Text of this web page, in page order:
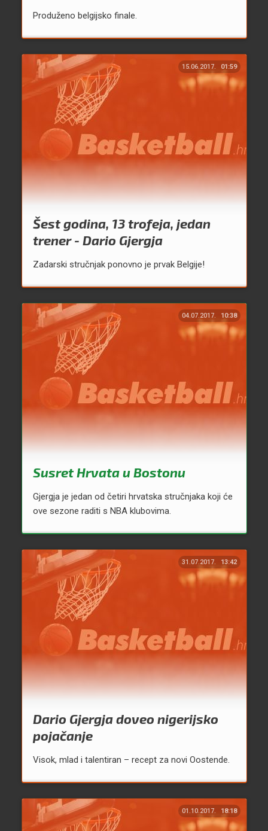
Produženo belgijsko finale.
15.06.2017. 01:59
Šest godina, 13 trofeja, jedan
trener - Dario Gjergja
Zadarski stručnjak ponovno je prvak Belgije!
04.07.2017. 10:38
Susret Hrvata u Bostonu
Gjergja je jedan od četiri hrvatska stručnjaka koji će
ove sezone raditi s NBA klubovima.
31.07.2017. 13:42
Dario Gjergja doveo nigerijsko
pojačanje
Visok, mlad i talentiran – recept za novi Oostende.
01.10.2017. 18:18